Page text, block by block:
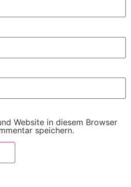
Website in diesem Browser
speichern.